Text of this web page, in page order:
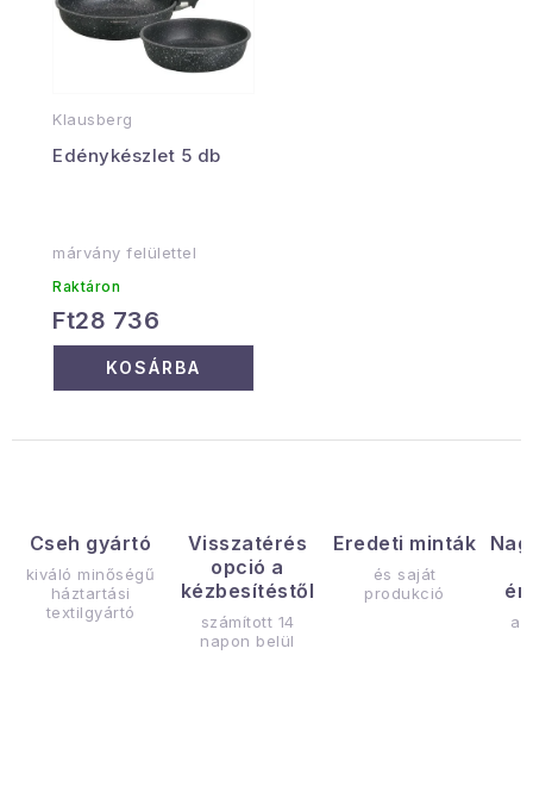
Cseh gyártó
kiváló minőségű
háztartási
textilgyártó
Visszatérés
opció a
kézbesítéstől
számított 14
napon belül
Eredeti minták
és saját
produkció
Klausberg
Edénykészlet 5 db
márvány felülettel
Raktáron
Ft28 736
KOSÁRBA